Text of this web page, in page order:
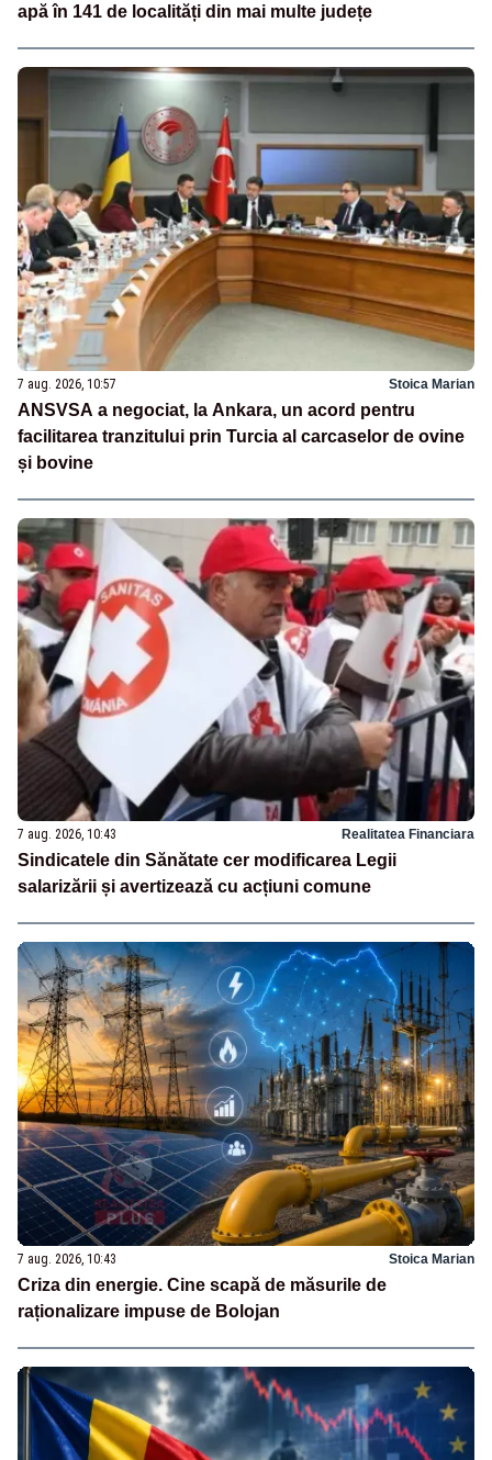
apă în 141 de localități din mai multe județe
7 aug. 2026, 10:57 Stoica Marian
ANSVSA a negociat, la Ankara, un acord pentru
facilitarea tranzitului prin Turcia al carcaselor de ovine
și bovine
7 aug. 2026, 10:43 Realitatea Financiara
Sindicatele din Sănătate cer modificarea Legii
salarizării și avertizează cu acțiuni comune
7 aug. 2026, 10:43 Stoica Marian
Criza din energie. Cine scapă de măsurile de
raționalizare impuse de Bolojan